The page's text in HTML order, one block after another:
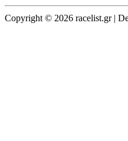
Copyright © 2026 racelist.gr |